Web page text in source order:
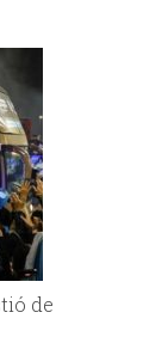
de